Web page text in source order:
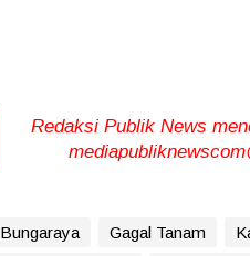
Redaksi Publik News
Bungaraya Gagal Tanam